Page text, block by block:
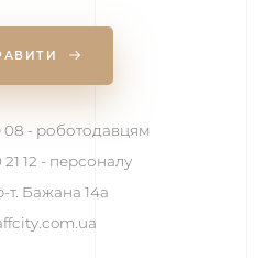
08 - роботодавцям
12 - персоналу
т. Бажана 14а